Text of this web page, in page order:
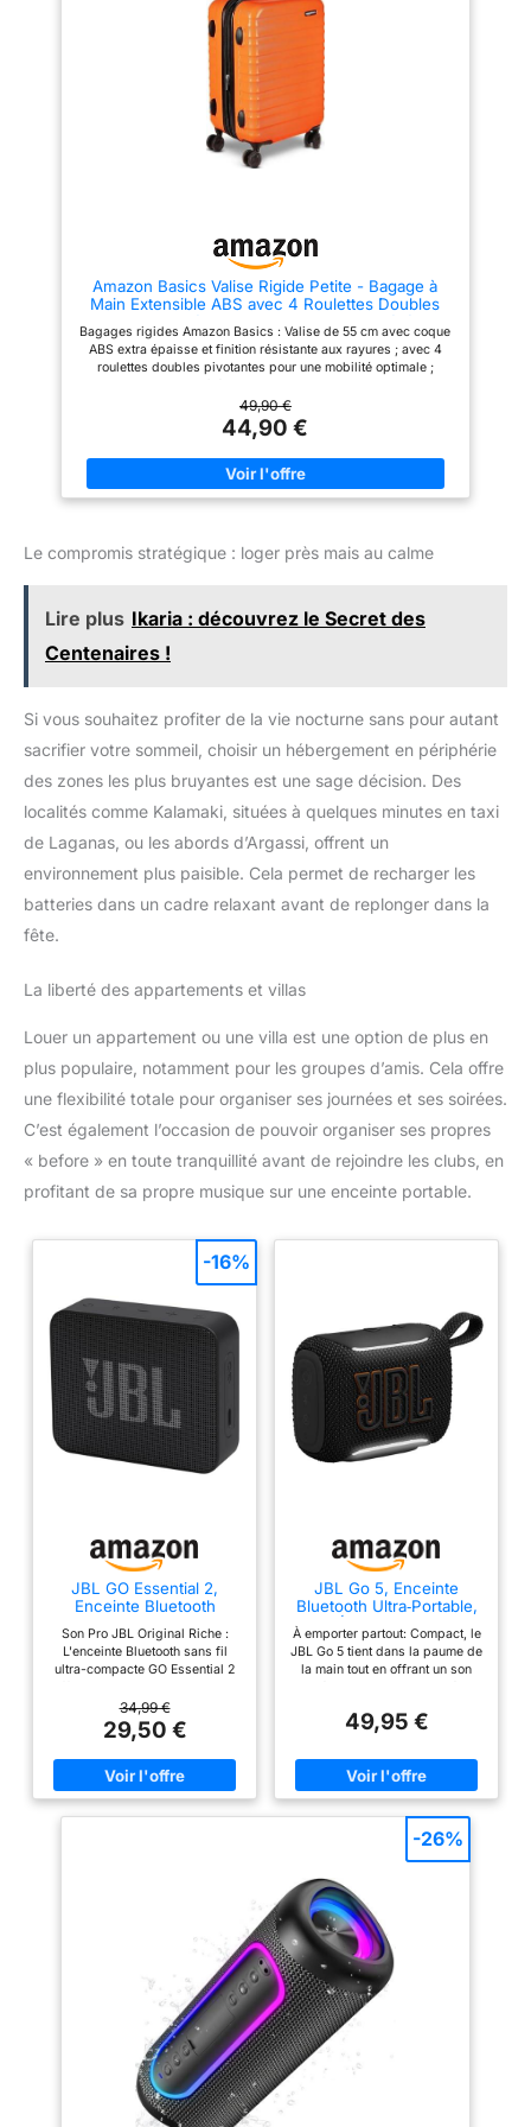
maniabilité parfaite et une
longue durée de vie. Idéal pour
une valise voyage fiable et
pratique. Sécurité renforcée
avec serrure: Chaque valise est
équipée d’une serrure à code à
3 chiffres pour protéger vos
affaires. Une option idéale pour
et poches zippées internes, ces
optimisé. Parfait pour organiser
vos essentiels dans une valise
Amazon Basics Valise Rigide Petite - Bagage à
Main Extensible ABS avec 4 Roulettes Doubles
55 x 37,5 x 25,5cm - Orange Brûlé
Bagages rigides Amazon Basics : Valise de 55 cm avec coque
ABS extra épaisse et finition résistante aux rayures ; avec 4
roulettes doubles pivotantes pour une mobilité optimale ;
offre jusqu’à 25 % de capacité supplémentaire, avec des
fermetures éclair solides et une poignée télescopique pour une
manœuvre confortable (s’étend jusqu’à 103,5 cm). Organisation
: Petite valise avec un intérieur entièrement doublé et un
séparateur ; organisateur intérieur en polyester 150D avec 3
poches à fermeture éclair. Dimensions et poids : le sac de
49,90 €
44,90 €
Le compromis stratégique : loger près mais au calme
Lire plus Ikaria : découvrez le Secret des
Centenaires !
Si vous souhaitez profiter de la vie nocturne sans pour autant
sacrifier votre sommeil, choisir un hébergement en périphérie
des zones les plus bruyantes est une sage décision. Des
localités comme Kalamaki, situées à quelques minutes en taxi
de Laganas, ou les abords d’Argassi, offrent un
environnement plus paisible. Cela permet de recharger les
batteries dans un cadre relaxant avant de replonger dans la
fête.
La liberté des appartements et villas
Louer un appartement ou une villa est une option de plus en
plus populaire, notamment pour les groupes d’amis. Cela offre
une flexibilité totale pour organiser ses journées et ses soirées.
C’est également l’occasion de pouvoir organiser ses propres
« before » en toute tranquillité avant de rejoindre les clubs, en
profitant de sa propre musique sur une enceinte portable.
JBL GO Essential 2,
Enceinte Bluetooth
Son Pro JBL Original Riche :
L'enceinte Bluetooth sans fil
ultra-compacte GO Essential 2
basses profondes, transformant
n'importe quel environnement
en une session musicale ultime
Batterie Rechargeable : Avec
jusqu'à 5 h d'écoute sur une
seule charge, cette mini-
classée IP67, cette enceinte
Bluetooth vous accompagne
partout, que ce soit à la piscine,
au parc ou ailleurs Disponible
en 3 couleurs : La JBL GO
Essential 2 s'adapte à votre
style et vous permet de diffuser
votre musique sans fil depuis
votre téléphone, tablette ou tout
appareil compatible Bluetooth
Contenu de la boîte : 1 x
34,99 €
29,50 €
-16%
JBL Go 5, Enceinte
Bluetooth Ultra‑Portable,
Étanche, Noir
À emporter partout: Compact, le
JBL Go 5 tient dans la paume de
la main tout en offrant un son
Éclairage d’ambiance latéral:
l’éclairage d’ambiance.
Choisissez des thèmes
lumineux et recevez des
l’alimentation, l’appairage, la
batterie faible ou le mode
Auracast. Playtime Boost:
Profitez de jusqu’à 8 heures
d’écoute, plus 2 heures
supplémentaires avec Playtime
Boost, pour tirer le maximum de
chaque charge. Toutes les
protections: Journées à la
plage, pluie soudaine ou petites
chutes, aucun souci. Grâce à sa
protection IP68 étanche et
anti‑poussière et à sa
conception résistante aux
49,95 €
-26%